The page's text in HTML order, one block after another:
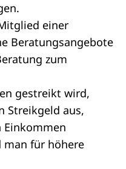
einer
Beratungsangebote
zum
gestreikt wird,
Streikgeld aus,
Einkommen
man für höhere